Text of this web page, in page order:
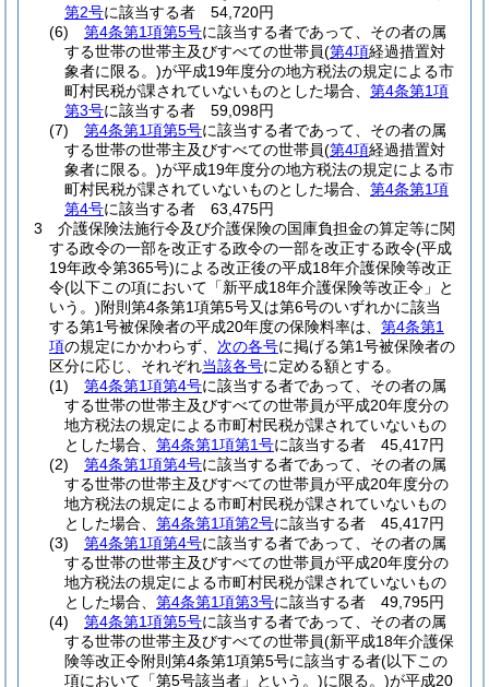
第2号に該当する者 54,720円
(6)
第4条第1項第5号に該当する者であって、その者の属
する世帯の世帯主及びすべての世帯員(第4項経過措置対
象者に限る。)が平成19年度分の地方税法の規定による市
町村民税が課されていないものとした場合、 第4条第1項
第3号に該当する者 59,098円
(7)
第4条第1項第5号に該当する者であって、その者の属
する世帯の世帯主及びすべての世帯員(第4項経過措置対
象者に限る。)が平成19年度分の地方税法の規定による市
町村民税が課されていないものとした場合、 第4条第1項
第4号に該当する者 63,475円
3
介護保険法施行令及び介護保険の国庫負担金の算定等に関
する政令の一部を改正する政令の一部を改正する政令(平成
19年政令第365号)による改正後の平成18年介護保険等改正
令(以下この項において「新平成18年介護保険等改正令」と
いう。)附則第4条第1項第5号又は第6号のいずれかに該当
する第1号被保険者の平成20年度の保険料率は、 第4条第1
項の規定にかかわらず、 次の各号に掲げる第1号被保険者の
区分に応じ、それぞれ当該各号に定める額とする。
(1)
第4条第1項第4号に該当する者であって、その者の属
する世帯の世帯主及びすべての世帯員が平成20年度分の
地方税法の規定による市町村民税が課されていないもの
とした場合、 第4条第1項第1号に該当する者 45,417円
(2)
第4条第1項第4号に該当する者であって、その者の属
する世帯の世帯主及びすべての世帯員が平成20年度分の
地方税法の規定による市町村民税が課されていないもの
とした場合、 第4条第1項第2号に該当する者 45,417円
(3)
第4条第1項第4号に該当する者であって、その者の属
する世帯の世帯主及びすべての世帯員が平成20年度分の
地方税法の規定による市町村民税が課されていないもの
とした場合、 第4条第1項第3号に該当する者 49,795円
(4)
第4条第1項第5号に該当する者であって、その者の属
する世帯の世帯主及びすべての世帯員(新平成18年介護保
険等改正令附則第4条第1項第5号に該当する者(以下この
項において「第5号該当者」という。)に限る。)が平成20